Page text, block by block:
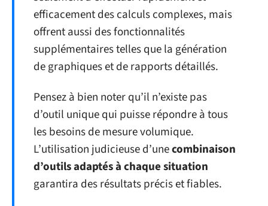
efficacement des calculs complexes, mais
offrent aussi des fonctionnalités
supplémentaires telles que la génération
de graphiques et de rapports détaillés.
Pensez à bien noter qu’il n’existe pas
d’outil unique qui puisse répondre à tous
les besoins de mesure volumique.
L’utilisation judicieuse d’unecombinaison
d’outils adaptés à chaque situation
garantira des résultats précis et fiables.